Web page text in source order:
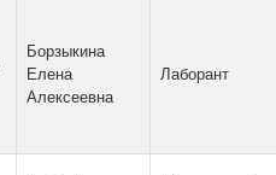
Борзыкина
Елена
Алексеевна
Лаборант